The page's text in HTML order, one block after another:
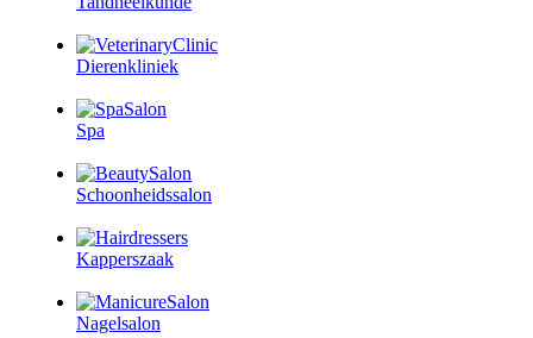
Dierenkliniek
Spa
Schoonheidssalon
Kapperszaak
Nagelsalon